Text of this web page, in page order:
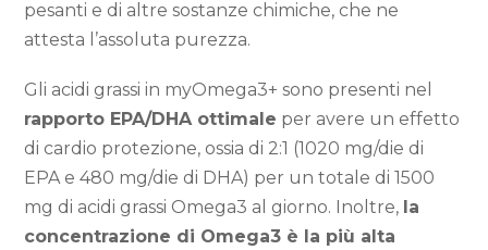
pesanti e di altre sostanze chimiche, che ne
attesta l’assoluta purezza.
Gli acidi grassi in myOmega3+ sono presenti nel
rapporto EPA/DHA ottimale per avere un effetto
di cardio protezione, ossia di 2:1 (1020 mg/die di
EPA e 480 mg/die di DHA) per un totale di 1500
mg di acidi grassi Omega3 al giorno. Inoltre, la
concentrazione di Omega3 è la più alta